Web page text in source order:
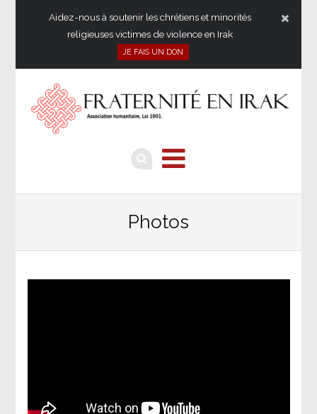
Aidez-nous à soutenir les chrétiens et minorités
religieuses victimes de violence en Irak
JE FAIS UN DON
Photos